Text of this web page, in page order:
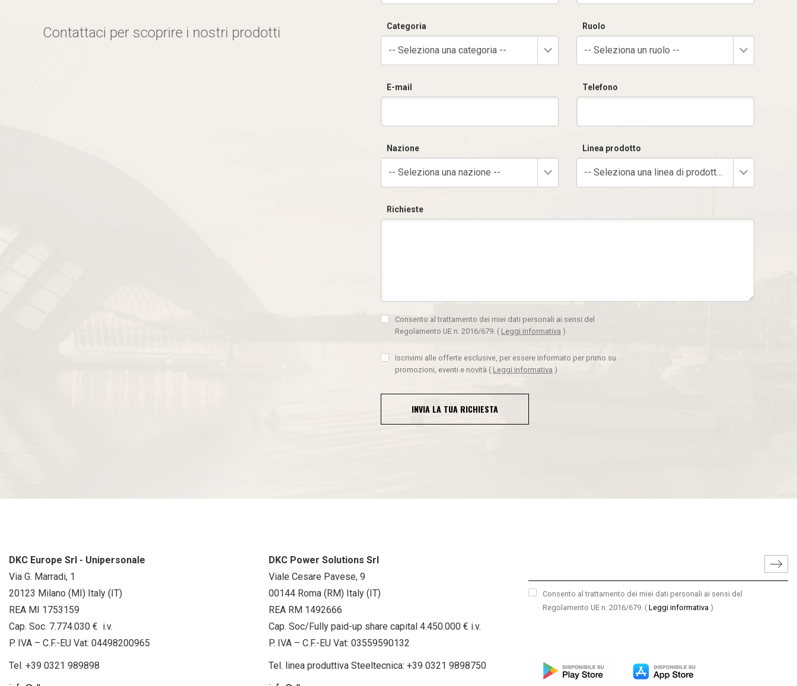
Contattaci per scoprire i nostri prodotti Categoria
-- Seleziona una categoria --
Ruolo
-- Seleziona un ruolo --
E-mail Telefono
Nazione
-- Seleziona una nazione --
Linea prodotto
-- Seleziona una linea di prodotto --
Richieste
Consento al trattamento dei miei dati personali ai sensi del
Regolamento UE n. 2016/679. ( Leggi informativa )
Iscrivimi alle offerte esclusive, per essere informato per primo su
promozioni, eventi e novità ( Leggi informativa )
INVIA LA TUA RICHIESTA
DKC Europe Srl - Unipersonale
Via G. Marradi, 1
20123 Milano (MI) Italy (IT)
REA MI 1753159
Cap. Soc. 7.774.030 € i.v.
P. IVA – C.F.-EU Vat: 04498200965
Tel. +39 0321 989898
DKC Power Solutions Srl
Viale Cesare Pavese, 9
00144 Roma (RM) Italy (IT)
REA RM 1492666
Cap. Soc/Fully paid-up share capital 4.450.000 € i.v.
P. IVA – C.F.-EU Vat: 03559590132
Tel. linea produttiva Steeltecnica: +39 0321 9898750
Consento al trattamento dei miei dati personali ai sensi del
Regolamento UE n. 2016/679. ( Leggi informativa )